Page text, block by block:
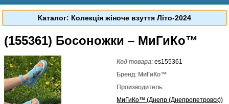
Каталог: Колекція жіноче взуття Літо-2024
(155361) Босоножки – МиГиКо™
Код товара:es155361
Бренд: МиГиКо™
Производитель:
МиГиКо™ (Днепр (Днепропетровск))